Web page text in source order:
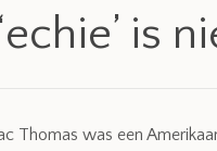
is
Thomas was een